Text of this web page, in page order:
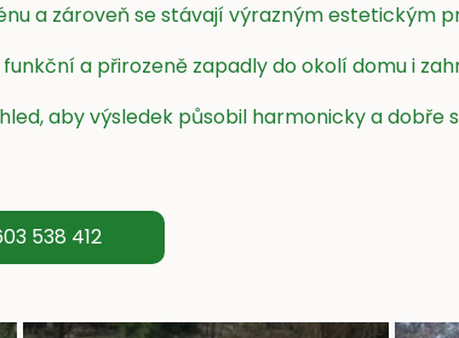
a zároveň se stávají výrazným estetickým
a přirozeně zapadly do okolí domu i
aby výsledek působil harmonicky a dobře
538 412